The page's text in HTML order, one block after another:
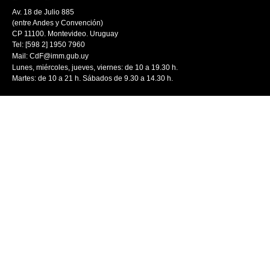
Av. 18 de Julio 885
(entre Andes y Convención)
CP 11100. Montevideo. Uruguay
Tel: [598 2] 1950 7960
Mail: CdF@imm.gub.uy
Lunes, miércoles, jueves, viernes: de 10 a 19.30 h.
Martes: de 10 a 21 h. Sábados de 9.30 a 14.30 h.